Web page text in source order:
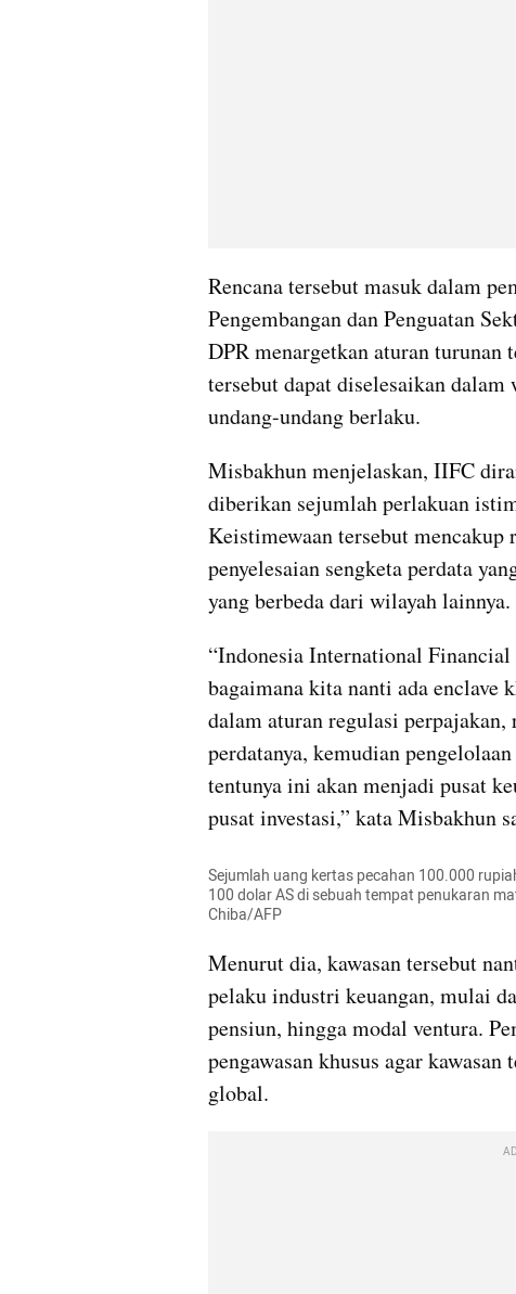
Rencana tersebut masuk dalam
Pengembangan dan Penguatan
DPR menargetkan aturan turunan
tersebut dapat diselesaikan
undang-undang berlaku.
Misbakhun menjelaskan, IIFC
diberikan sejumlah perlakuan
Keistimewaan tersebut
penyelesaian sengketa perdata
yang berbeda dari wilayah lainnya.
“Indonesia International
bagaimana kita nanti ada enclave
dalam aturan regulasi perpajakan,
perdatanya, kemudian
tentunya ini akan menjadi pusat
pusat investasi,” kata Misbakhun
Sejumlah uang kertas pecahan 100.000
100 dolar AS di sebuah tempat penukaran
Chiba/AFP
Menurut dia, kawasan tersebut
pelaku industri keuangan, mulai
pensiun, hingga modal ventura.
pengawasan khusus agar
global.